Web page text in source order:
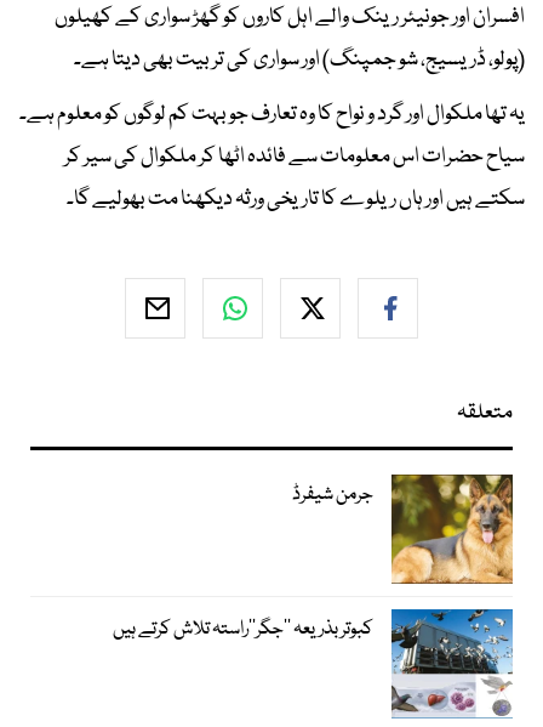
افسران اور جونیئر رینک والے اہل کاروں کو گھڑ سواری کے کھیلوں
(پولو، ڈریسیج، شو جمپنگ) اور سواری کی تربیت بھی دیتا ہے۔
یہ تھا ملکوال اور گرد و نواح کا وہ تعارف جو بہت کم لوگوں کو معلوم ہے۔
سیاح حضرات اس معلومات سے فائدہ اٹھا کر ملکوال کی سیر کر
سکتے ہیں اور ہاں ریلوے کا تاریخی ورثہ دیکھنا مت بھولیے گا۔
متعلقہ
جرمن شیفرڈ
کبوتر بذریعہ ’’جگر‘‘راستہ تلاش کرتے ہیں